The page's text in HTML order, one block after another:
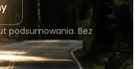
podsumowania. Bez